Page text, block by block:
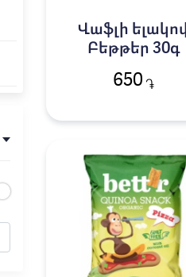
Վաֆլի ելակով
Բեթթեր 30գ
650 ֏